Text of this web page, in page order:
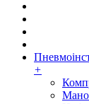
+